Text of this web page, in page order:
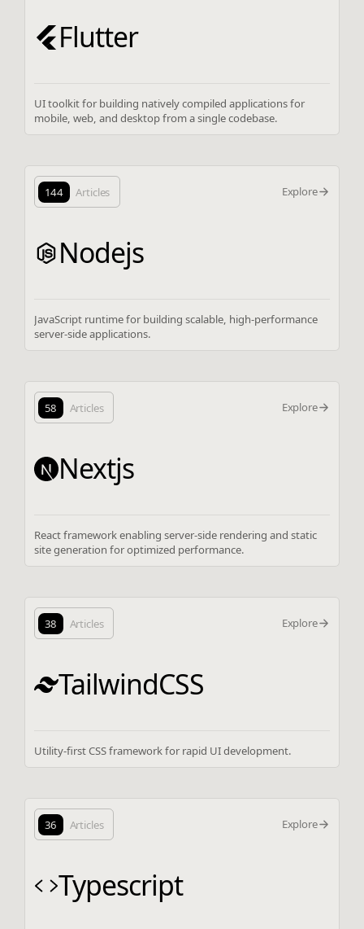
Flutter
UI toolkit for building natively compiled applications for
mobile, web, and desktop from a single codebase.
144 Articles Explore
Nodejs
JavaScript runtime for building scalable, high-performance
server-side applications.
58 Articles Explore
Nextjs
React framework enabling server-side rendering and static
site generation for optimized performance.
38 Articles Explore
TailwindCSS
Utility-first CSS framework for rapid UI development.
36 Articles Explore
Typescript